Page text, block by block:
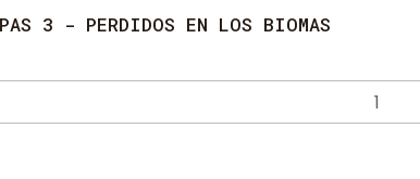
3 - PERDIDOS EN LOS BIOMAS